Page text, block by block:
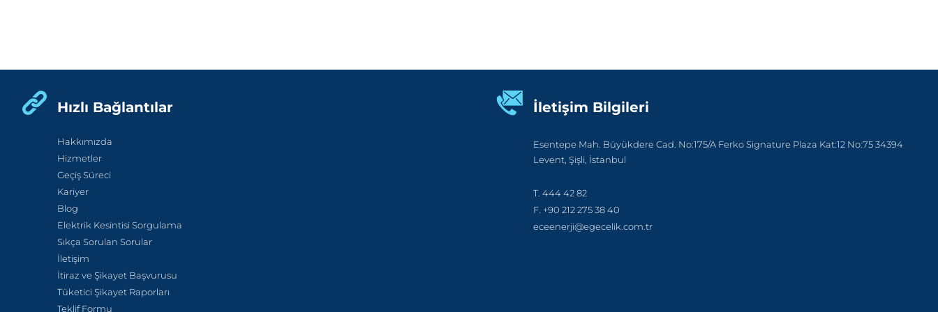
Hızlı Bağlantılar
Hakkımızda
Hizmetler
Geçiş Süreci
Kariyer
Blog
Elektrik Kesintisi Sorgulama
Sıkça Sorulan Sorular
İletişim
İtiraz ve Şikayet Başvurusu
Tüketici Şikayet Raporları
Teklif Formu
İletişim Bilgileri
Esentepe Mah. Büyükdere Cad. No:175/A Ferko Signature Plaza Kat:12 No:75 34394
Levent, Şişli, İstanbul
T. 444 42 82
F. +90 212 275 38 40
eceenerji@egecelik.com.tr